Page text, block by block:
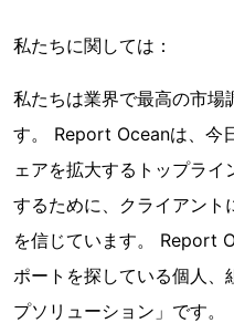
私たちに関しては：
私たちは業界で最高の市場
す。 Report Oceanは、今
ェアを拡大するトップラ
するために、クライアント
を信じています。 Report
ポートを探している個人、
プソリューション」です。